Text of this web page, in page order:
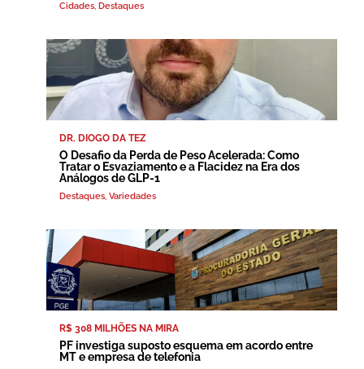
Cidades, Destaques
DR. DIOGO DA TEZ
O Desafio da Perda de Peso Acelerada: Como
Tratar o Esvaziamento e a Flacidez na Era dos
Análogos de GLP-1
Destaques, Variedades
R$ 308 MILHÕES NA MIRA
PF investiga suposto esquema em acordo entre
MT e empresa de telefonia